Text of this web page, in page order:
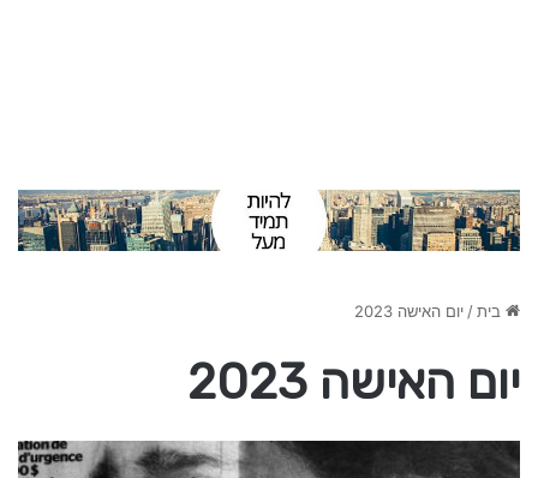
בית/יום האישה 2023
יום האישה 2023